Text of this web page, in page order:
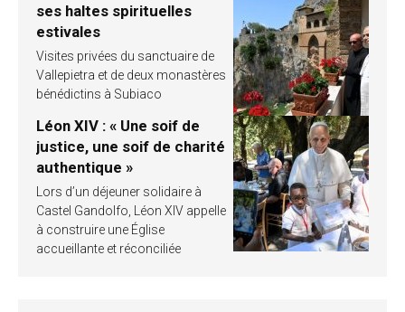
ses haltes spirituelles
estivales
Visites privées du sanctuaire de
Vallepietra et de deux monastères
bénédictins à Subiaco
Léon XIV : « Une soif de
justice, une soif de charité
authentique »
Lors d’un déjeuner solidaire à
Castel Gandolfo, Léon XIV appelle
à construire une Église
accueillante et réconciliée